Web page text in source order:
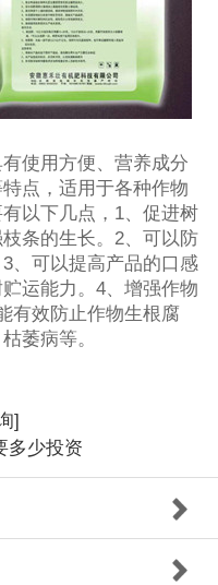
使用方便、营养成分
点，适用于各种作物
以下几点，1、促进树
条的生长。2、可以防
、可以提高产品的口感
运能力。4、增强作物
有效防止作物生根腐
萎病等。
]
多少投资